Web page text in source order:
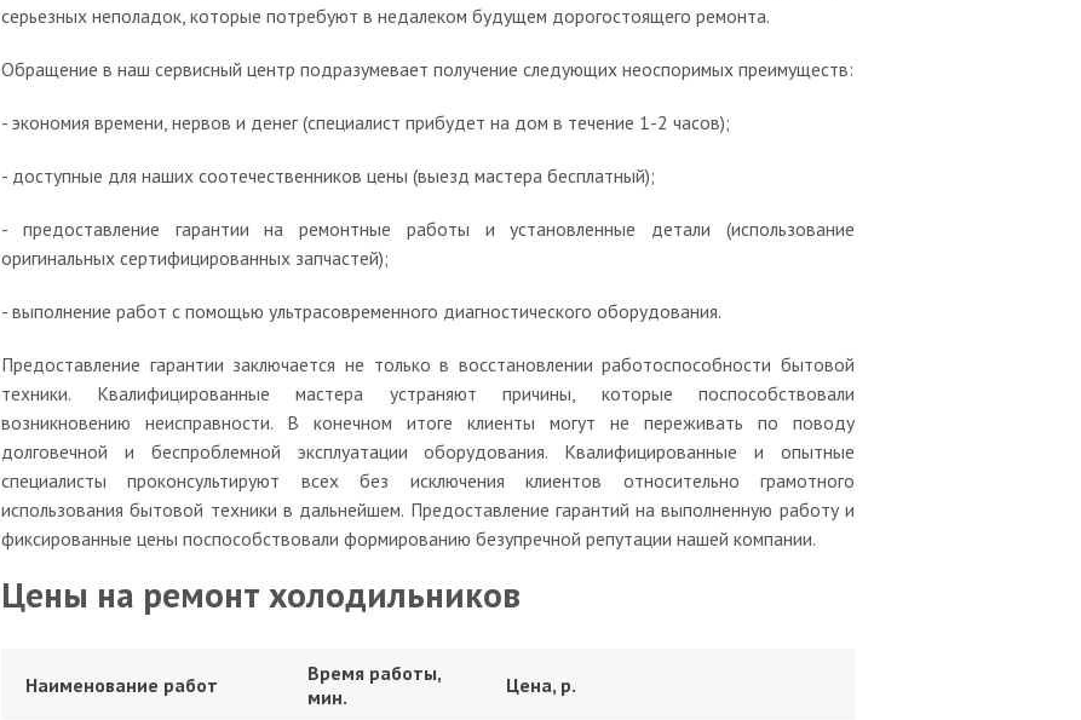
серьезных неполадок, которые потребуют в недалеком будущем дорогостоящего ремонта.
Обращение в наш сервисный центр подразумевает получение следующих неоспоримых преимуществ:
- экономия времени, нервов и денег (специалист прибудет на дом в течение 1-2 часов);
- доступные для наших соотечественников цены (выезд мастера бесплатный);
- предоставление гарантии на ремонтные работы и установленные детали (использование
оригинальных сертифицированных запчастей);
- выполнение работ с помощью ультрасовременного диагностического оборудования.
Предоставление гарантии заключается не только в восстановлении работоспособности бытовой
техники. Квалифицированные мастера устраняют причины, которые поспособствовали
возникновению неисправности. В конечном итоге клиенты могут не переживать по поводу
долговечной и беспроблемной эксплуатации оборудования. Квалифицированные и опытные
специалисты проконсультируют всех без исключения клиентов относительно грамотного
использования бытовой техники в дальнейшем. Предоставление гарантий на выполненную работу и
фиксированные цены поспособствовали формированию безупречной репутации нашей компании.
Цены на ремонт холодильников
Наименование работ
Время работы,
мин.
Цена, р.